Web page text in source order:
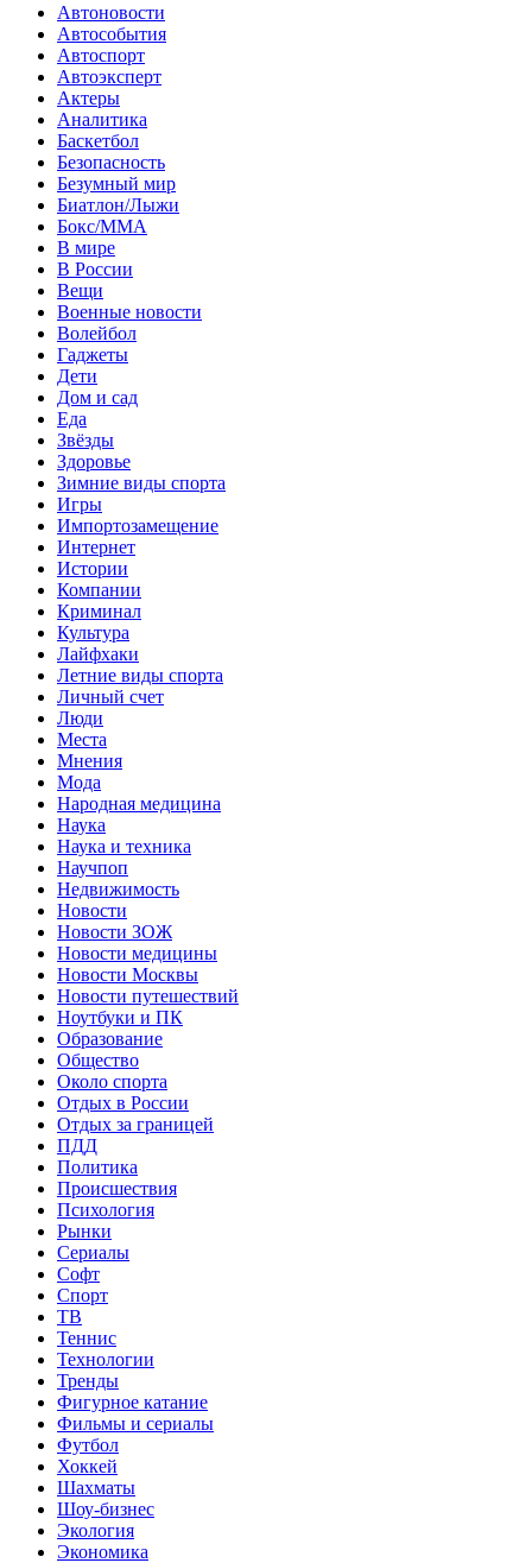
Автоновости
Автособытия
Автоспорт
Автоэксперт
Актеры
Аналитика
Баскетбол
Безопасность
Безумный мир
Биатлон/Лыжи
Бокс/MMA
В мире
В России
Вещи
Военные новости
Волейбол
Гаджеты
Дети
Дом и сад
Еда
Звёзды
Здоровье
Зимние виды спорта
Игры
Импортозамещение
Интернет
Истории
Компании
Криминал
Культура
Лайфхаки
Летние виды спорта
Личный счет
Люди
Места
Мнения
Мода
Народная медицина
Наука
Наука и техника
Научпоп
Недвижимость
Новости
Новости ЗОЖ
Новости медицины
Новости Москвы
Новости путешествий
Ноутбуки и ПК
Образование
Общество
Около спорта
Отдых в России
Отдых за границей
ПДД
Политика
Происшествия
Психология
Рынки
Сериалы
Софт
Спорт
ТВ
Теннис
Технологии
Тренды
Фигурное катание
Фильмы и сериалы
Футбол
Хоккей
Шахматы
Шоу-бизнес
Экология
Экономика